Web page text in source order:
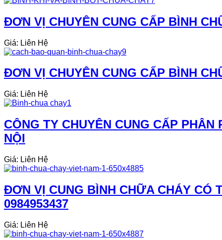
ĐƠN VỊ CHUYÊN CUNG CẤP BÌNH
Giá: Liên Hệ
ĐƠN VỊ CHUYÊN CUNG CẤP BÌNH
Giá: Liên Hệ
CÔNG TY CHUYÊN CUNG CẤP
NỘI
Giá: Liên Hệ
ĐƠN VỊ CUNG BÌNH CHỮA CHÁY CÓ
0984953437
Giá: Liên Hệ